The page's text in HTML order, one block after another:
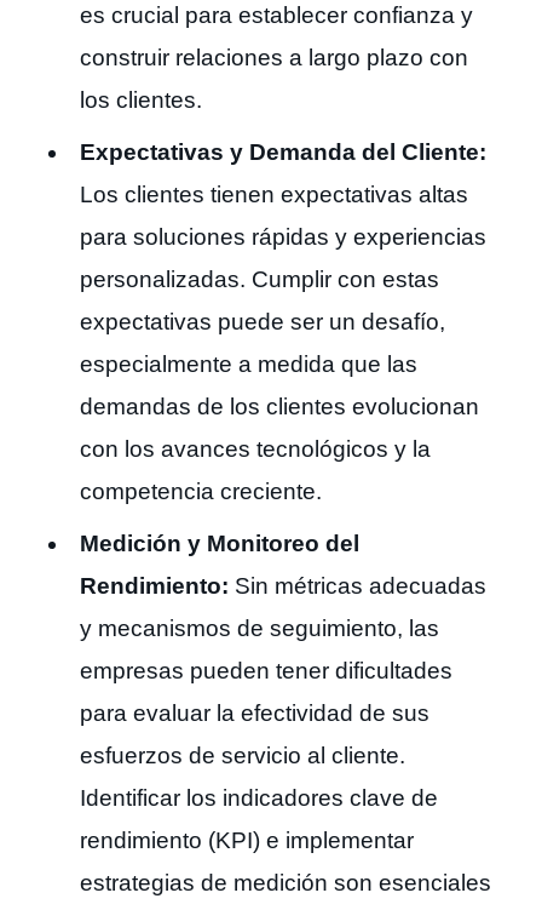
es crucial para establecer confianza y
construir relaciones a largo plazo con
los clientes.
Expectativas y Demanda del Cliente:
Los clientes tienen expectativas altas
para soluciones rápidas y experiencias
personalizadas. Cumplir con estas
expectativas puede ser un desafío,
especialmente a medida que las
demandas de los clientes evolucionan
con los avances tecnológicos y la
competencia creciente.
Medición y Monitoreo del
Rendimiento: Sin métricas adecuadas
y mecanismos de seguimiento, las
empresas pueden tener dificultades
para evaluar la efectividad de sus
esfuerzos de servicio al cliente.
Identificar los indicadores clave de
rendimiento (KPI) e implementar
estrategias de medición son esenciales